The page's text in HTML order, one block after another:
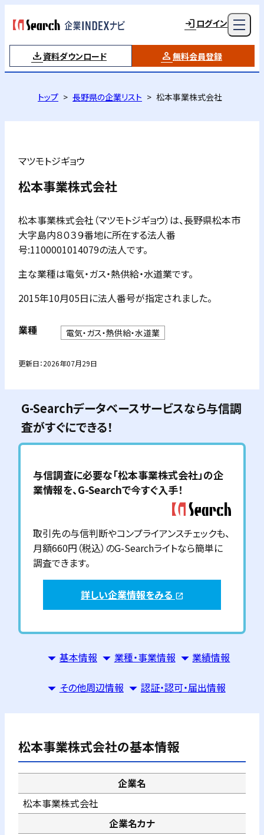
ログイン
資料ダウンロード 無料会員登録
トップ 長野県の企業リスト 松本事業株式会社
マツモトジギョウ
松本事業株式会社
松本事業株式会社（マツモトジギョウ）は、長野県松本市
大字島内８０３９番地に所在する法人番
号:1100001014079の法人です。
主な業種は電気・ガス・熱供給・水道業です。
2015年10月05日に法人番号が指定されました。
業種 電気・ガス・熱供給・水道業
更新日：2026年07月29日
G-Searchデータベースサービスなら与信調
査がすぐにできる！
与信調査に必要な「松本事業株式会社」の企
業情報を、G-Searchで今すぐ入手！
取引先の与信判断やコンプライアンスチェックも、
月額660円（税込）のG-Searchライトなら簡単に
調査できます。
詳しい企業情報をみる open_in_new
基本情報 業種・事業情報 業績情報
その他周辺情報 認証・認可・届出情報
松本事業株式会社の基本情報
企業名
松本事業株式会社
企業名カナ